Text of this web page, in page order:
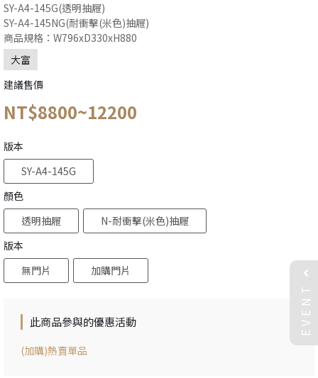
SY-A4-145G(透明抽屜)
SY-A4-145NG(耐衝擊(米色)抽屜)
商品規格：W796xD330xH880
大富
建議售價
NT$8800~12200
版本
SY-A4-145G
顏色
透明抽屜
N-耐衝擊(米色)抽屜
版本
無門片
加購門片
此商品參與的優惠活動
(加購)熱賣單品
EVENT